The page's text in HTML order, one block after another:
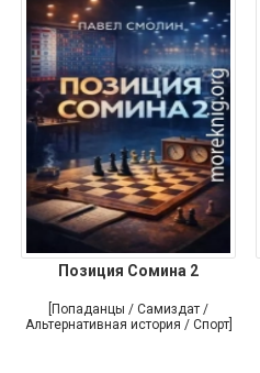
Позиция Сомина 2
[Попаданцы / Самиздат /
Альтернативная история / Спорт]